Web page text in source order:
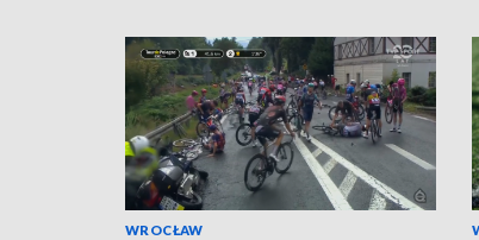
WROCŁAW